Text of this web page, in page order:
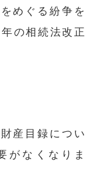
めぐる紛争を
の相続法改正
産目録につい
がなくなりま